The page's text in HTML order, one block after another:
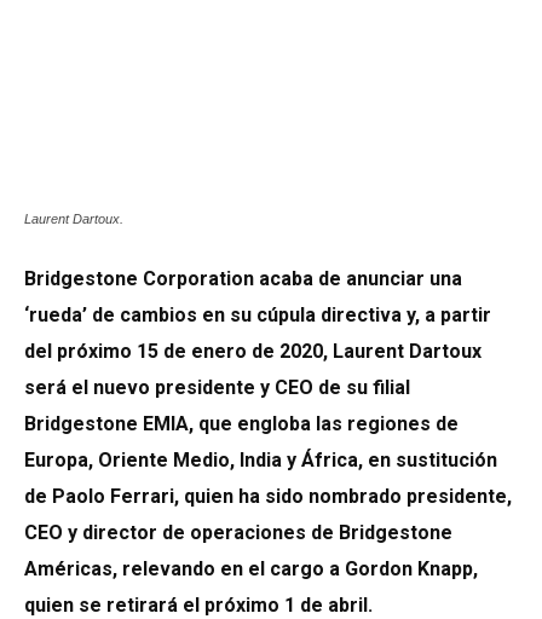
Laurent Dartoux.
Bridgestone Corporation acaba de anunciar una
‘rueda’ de cambios en su cúpula directiva y, a partir
del próximo 15 de enero de 2020, Laurent Dartoux
será el nuevo presidente y CEO de su filial
Bridgestone EMIA, que engloba las regiones de
Europa, Oriente Medio, India y África, en sustitución
de Paolo Ferrari, quien ha sido nombrado presidente,
CEO y director de operaciones de Bridgestone
Américas, relevando en el cargo a Gordon Knapp,
quien se retirará el próximo 1 de abril.